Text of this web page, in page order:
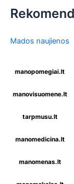
Mados naujienos
manopomegiai.lt
manovisuomene.lt
tarpmusu.lt
manomedicina.lt
manomenas.lt